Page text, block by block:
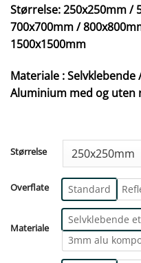
Størrelse: 250x250mm /
700x700mm /
1500x1500mm
Materiale :
Aluminium med og uten
Størrelse
Overflate Standard
Materiale
Selvklebende
3mm alu